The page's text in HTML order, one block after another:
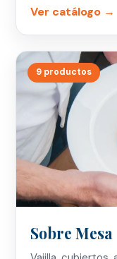
Ver catálogo →
9 productos
Sobre Mesa